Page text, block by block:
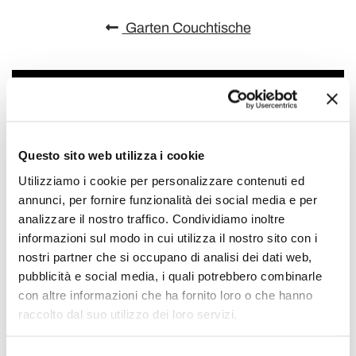
Questo sito web utilizza i cookie
Utilizziamo i cookie per personalizzare contenuti ed
annunci, per fornire funzionalità dei social media e per
analizzare il nostro traffico. Condividiamo inoltre
informazioni sul modo in cui utilizza il nostro sito con i
nostri partner che si occupano di analisi dei dati web,
pubblicità e social media, i quali potrebbero combinarle
con altre informazioni che ha fornito loro o che hanno
raccolto dal suo utilizzo dei loro servizi.
Garten Couchtische